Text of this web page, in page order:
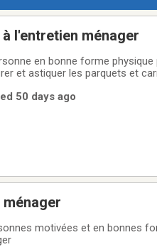
l'entretien ménager
en bonne forme
et astiquer les parquets et
50 days ago
motivées et en bonnes